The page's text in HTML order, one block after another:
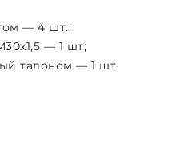
— 4 шт.;
— 1 шт;
талоном — 1 шт.